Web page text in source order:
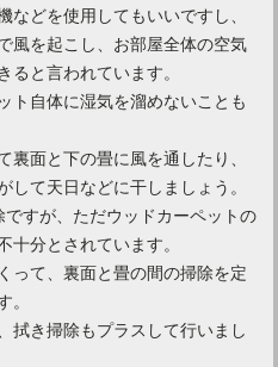
どを使用してもいいですし、
風を起こし、お部屋全体の空気
と言われています。
ト自体に湿気を溜めないことも
面と下の畳に風を通したり、
て天日などに干しましょう。
すが、ただウッドカーペットの
分とされています。
って、裏面と畳の間の掃除を定
拭き掃除もプラスして行いまし